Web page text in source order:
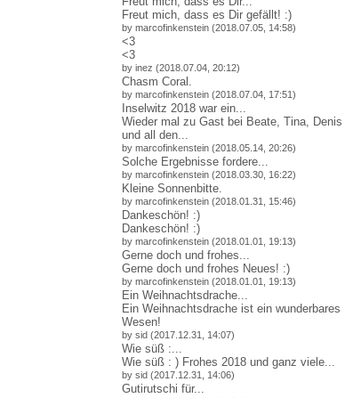
Freut mich, dass es Dir gefällt! :)
by marcofinkenstein (2018.07.05, 14:58)
<3
<3
by inez (2018.07.04, 20:12)
Chasm Coral.
by marcofinkenstein (2018.07.04, 17:51)
Inselwitz 2018 war ein...
Wieder mal zu Gast bei Beate, Tina, Denis
und all den...
by marcofinkenstein (2018.05.14, 20:26)
Solche Ergebnisse fordere...
by marcofinkenstein (2018.03.30, 16:22)
Kleine Sonnenbitte.
by marcofinkenstein (2018.01.31, 15:46)
Dankeschön! :)
Dankeschön! :)
by marcofinkenstein (2018.01.01, 19:13)
Gerne doch und frohes...
Gerne doch und frohes Neues! :)
by marcofinkenstein (2018.01.01, 19:13)
Ein Weihnachtsdrache...
Ein Weihnachtsdrache ist ein wunderbares
Wesen!
by sid (2017.12.31, 14:07)
Wie süß :...
Wie süß : ) Frohes 2018 und ganz viele...
by sid (2017.12.31, 14:06)
Gutirutschi für...